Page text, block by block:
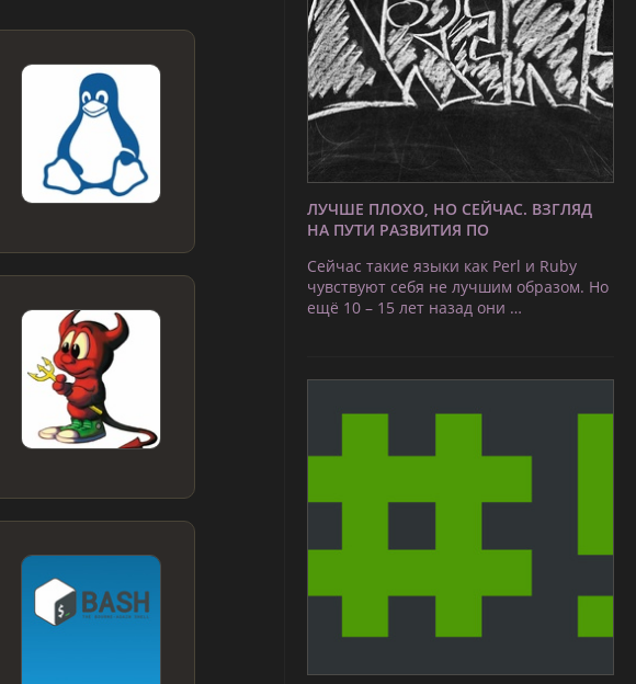
ЛУЧШЕ ПЛОХО, НО СЕЙЧАС. ВЗГЛЯД
НА ПУТИ РАЗВИТИЯ ПО
Сейчас такие языки как Perl и Ruby
чувствуют себя не лучшим образом. Но
ещё 10 – 15 лет назад они …